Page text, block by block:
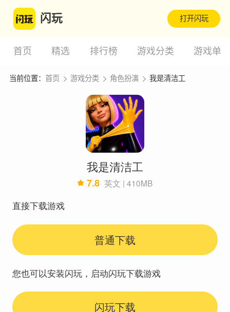
闪玩 打开闪玩
首页 精选 排行榜 游戏分类 游戏单
当前位置： 首页 游戏分类 角色扮演 我是清洁工
我是清洁工
7.8 英文 | 410MB
直接下载游戏
普通下载
您也可以安装闪玩，启动闪玩下载游戏
闪玩下载